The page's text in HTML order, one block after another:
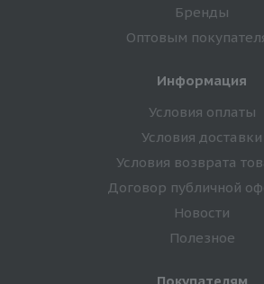
Бренды
Оптовым
Информация
Условия оплаты
Условия доставки
Условия возврата
Договор публичной
Новости
Полезное
Покупателям